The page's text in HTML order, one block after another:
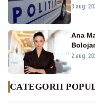
3 aug.
Ana
2 aug.
CATEGORII